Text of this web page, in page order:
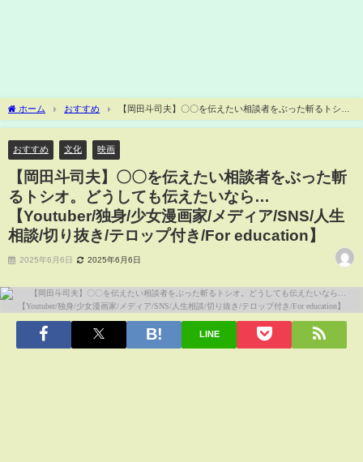
ホーム おすすめ
【岡田斗司夫】〇〇を伝えたい相談者をぶった斬るトシ
オ。どうしても伝えたいなら…【Youtuber/独身/少女漫画家/メディア/SNS/人生相談/切
おすすめ
文化 映画
【岡田斗司夫】〇〇を伝えたい相談者をぶった斬
るトシオ。どうしても伝えたいなら…
【Youtuber/独身/少女漫画家/メディア/SNS/人生
相談/切り抜き/テロップ付き/For education】
2025年6月6日 2025年6月6日
LINE